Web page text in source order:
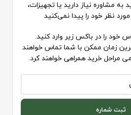
به مشاوره نیاز دارید یا تجهیزات،
نظر خود را پیدا نمی‌کنید
خود را در باکس زیر وارد کنید.
زمان ممکن با شما تماس خواهند
مراحل خرید همراهی خواهند کرد.
ثبت شماره